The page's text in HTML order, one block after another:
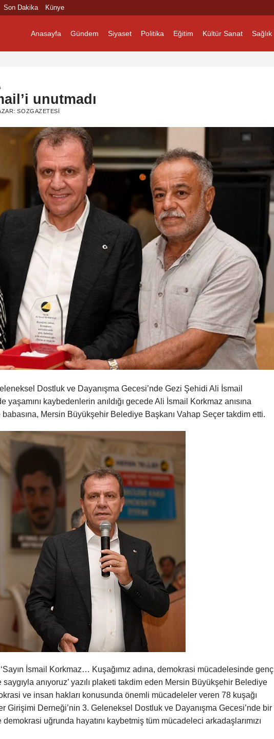
Son Dakika Künye
Anasayfa Gündem Siyaset Politika Eğitim Kültür Sanat Sağlık
unutmadı
SOZGAZETESI
Dostluk ve Dayanışma Gecesi’nde Gezi Şehidi Ali İsmail
yaşamını kaybedenlerin anıldığı gecede Ali İsmail Korkmaz anısına
Mersin Büyükşehir Belediye Başkanı Vahap Seçer takdim etti.
İsmail Korkmaz… Kuşağımız adına, demokrasi mücadelesinde genç
anıyoruz’ yazılı plaketi takdim eden Mersin Büyükşehir Belediye
ve insan hakları konusunda önemli mücadeleler veren 78 kuşağı
Girişimi Derneği’nin 3. Geleneksel Dostluk ve Dayanışma Gecesi’nde bir
uğrunda hayatını kaybetmiş tüm mücadeleci arkadaşlarımızı